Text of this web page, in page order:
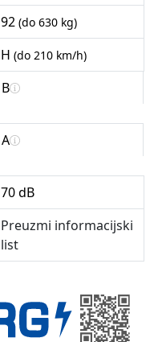
92 (do 630 kg)
H (do 210 km/h)
B
A
70 dB
Preuzmi informacijski
list